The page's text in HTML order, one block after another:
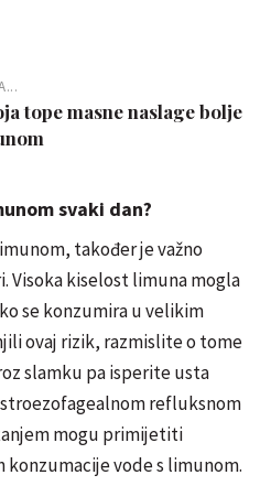
tope masne naslage bolje
svaki dan?
također je važno
Visoka kiselost limuna mogla
se konzumira u velikim
ovaj rizik, razmislite o tome
slamku pa isperite usta
refluksnom
mogu primijetiti
konzumacije vode s limunom.